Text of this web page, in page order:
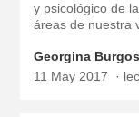
y psicológico de
áreas de nuestra
Georgina
11 May 2017